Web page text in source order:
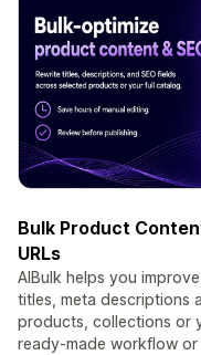
Bulk Product
URLs
AIBulk helps you
titles, meta descriptions
products, collections or
ready-made workflow